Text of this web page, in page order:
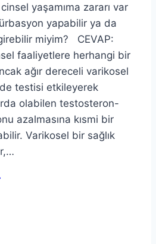
yaşamıma zararı var
yapabilir ya da
miyim? CEVAP:
faaliyetlere herhangi bir
ağır dereceli varikosel
testisi etkileyerek
olabilen testosteron-
azalmasına kısmi bir
Varikosel bir sağlık